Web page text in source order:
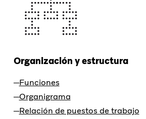
Organización y estructura
Funciones
Organigrama
Relación de puestos de trabajo